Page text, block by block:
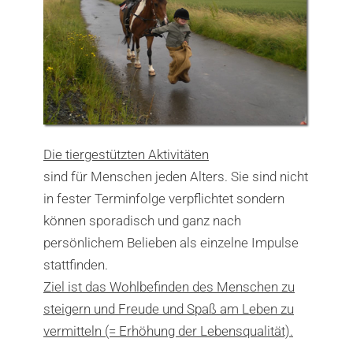
Die tiergestützten Aktivitäten
sind für Menschen jeden Alters. Sie sind nicht
in fester Terminfolge verpflichtet sondern
können sporadisch und ganz nach
persönlichem Belieben als einzelne Impulse
stattfinden.
Ziel ist das Wohlbefinden des Menschen zu
steigern und Freude und Spaß am Leben zu
vermitteln (= Erhöhung der Lebensqualität).